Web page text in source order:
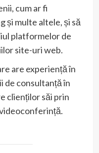
cum ar fi
și multe altele, și să
platformelor de
site-uri web.
are experiență în
de consultanță în
clienților săi prin